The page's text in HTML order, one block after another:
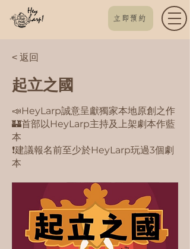
立即預約
< 返回
起立之國
📣HeyLarp誠意呈獻獨家本地原創之作
🏰首部以HeyLarp主持及上架劇本作藍
本
❗️建議報名前至少於HeyLarp玩過3個劇
本